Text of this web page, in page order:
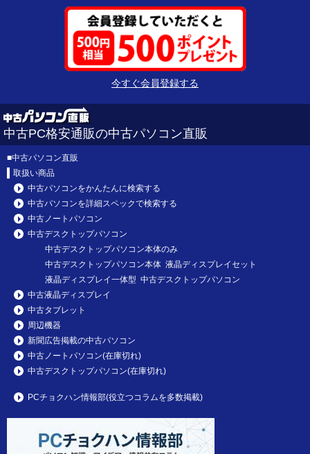
今すぐ会員登録する
中古PC格安通販の中古パソコン直販
■中古パソコン直販
取扱い商品
中古パソコンをかんたんに検索する
中古パソコンを詳細スペックで検索する
中古ノートパソコン
中古デスクトップパソコン
中古デスクトップパソコン本体のみ
中古デスクトップパソコン本体 液晶ディスプレイセット
液晶ディスプレイ一体型 中古デスクトップパソコン
中古液晶ディスプレイ
中古タブレット
周辺機器
新聞広告掲載の中古パソコン
中古ノートパソコン(在庫切れ)
中古デスクトップパソコン(在庫切れ)
PCチョクハン情報部(役立つコラムを多数掲載)